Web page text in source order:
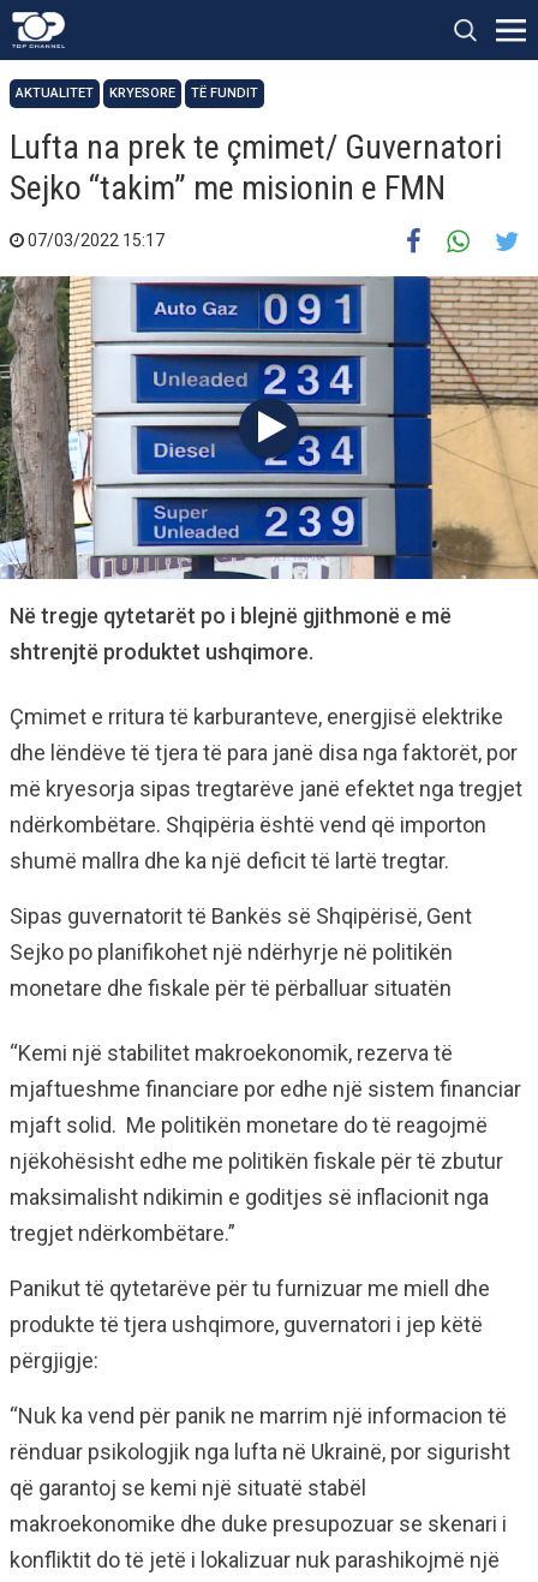
AKTUALITET KRYESORE TË FUNDIT
Lufta na prek te çmimet/ Guvernatori
Sejko “takim” me misionin e FMN
07/03/2022 15:17
Në tregje qytetarët po i blejnë gjithmonë e më
shtrenjtë produktet ushqimore.
Çmimet e rritura të karburanteve, energjisë elektrike
dhe lëndëve të tjera të para janë disa nga faktorët, por
më kryesorja sipas tregtarëve janë efektet nga tregjet
ndërkombëtare. Shqipëria është vend që importon
shumë mallra dhe ka një deficit të lartë tregtar.
Sipas guvernatorit të Bankës së Shqipërisë, Gent
Sejko po planifikohet një ndërhyrje në politikën
monetare dhe fiskale për të përballuar situatën
“Kemi një stabilitet makroekonomik, rezerva të
mjaftueshme financiare por edhe një sistem financiar
mjaft solid. Me politikën monetare do të reagojmë
njëkohësisht edhe me politikën fiskale për të zbutur
maksimalisht ndikimin e goditjes së inflacionit nga
tregjet ndërkombëtare.”
Panikut të qytetarëve për tu furnizuar me miell dhe
produkte të tjera ushqimore, guvernatori i jep këtë
përgjigje:
“Nuk ka vend për panik ne marrim një informacion të
rënduar psikologjik nga lufta në Ukrainë, por sigurisht
që garantoj se kemi një situatë stabël
makroekonomike dhe duke presupozuar se skenari i
konfliktit do të jetë i lokalizuar nuk parashikojmë një